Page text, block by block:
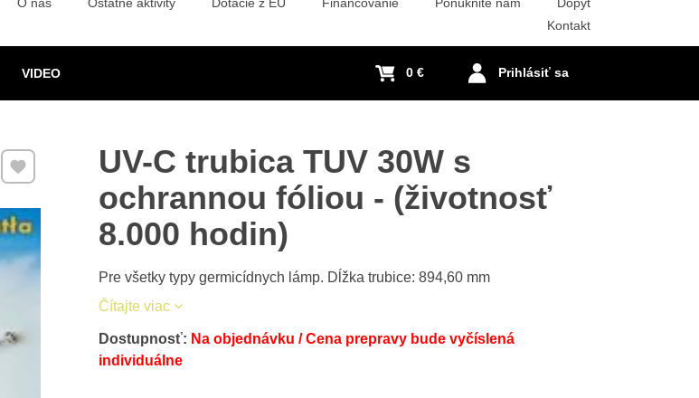
VIDEO
Kontakt
Prihlásiť sa
0 €
UV-C trubica TUV 30W s
ochrannou fóliou - (životnosť
8.000 hodin)
Pre všetky typy germicídnych lámp. Dĺžka trubice: 894,60 mm
Čítajte viac
Pridať k Obľúbeným
Dostupnosť: Na objednávku / Cena prepravy bude vyčíslená
individuálne